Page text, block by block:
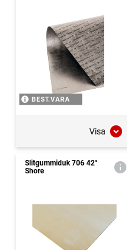
BEST.VARA
Visa
Slitgummiduk 706 42°
Shore